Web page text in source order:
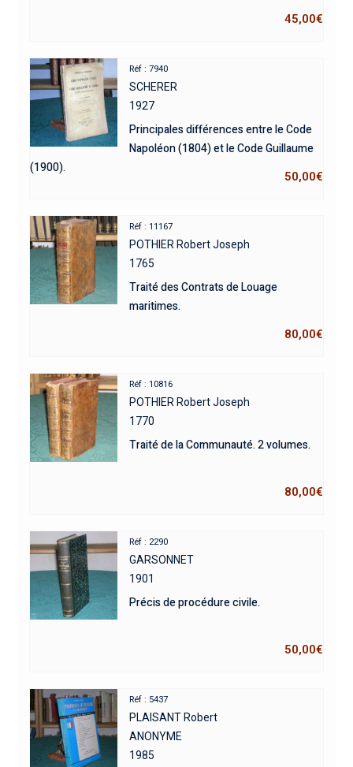
45,00€
Réf : 7940
SCHERER
1927
Principales différences entre le Code
Napoléon (1804) et le Code Guillaume
(1900).
50,00€
Réf : 11167
POTHIER Robert Joseph
1765
Traité des Contrats de Louage
maritimes.
80,00€
Réf : 10816
POTHIER Robert Joseph
1770
Traité de la Communauté. 2 volumes.
80,00€
Réf : 2290
GARSONNET
1901
Précis de procédure civile.
50,00€
Réf : 5437
PLAISANT Robert
ANONYME
1985